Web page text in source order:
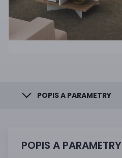
POPIS A PARAMETRY
POPIS A PARAMETRY